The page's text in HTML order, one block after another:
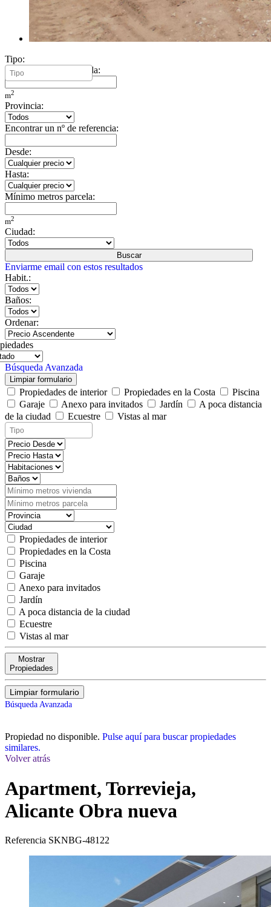
Tipo:
Mínimo metros vivienda:
m2
Provincia:
Encontrar un nº de referencia:
Desde:
Hasta:
Mínimo metros parcela:
m2
Ciudad:
Buscar
Enviarme email con estos resultados
Habit.:
Baños:
Ordenar:
Búsqueda Avanzada
Limpiar formulario
Propiedades de interior Propiedades en la Costa
Piscina
Garaje
Anexo para invitados Jardín
A poca distancia
de la ciudad
Ecuestre Vistas al mar
Propiedades de interior
Propiedades en la Costa
Piscina
Garaje
Anexo para invitados
Jardín
A poca distancia de la ciudad
Ecuestre
Vistas al mar
Mostrar
Propiedades
Limpiar formulario
Búsqueda Avanzada
Propiedad no disponible. Pulse aquí para buscar propiedades
similares.
Volver atrás
Apartment, Torrevieja,
Alicante Obra nueva
Referencia SKNBG-48122